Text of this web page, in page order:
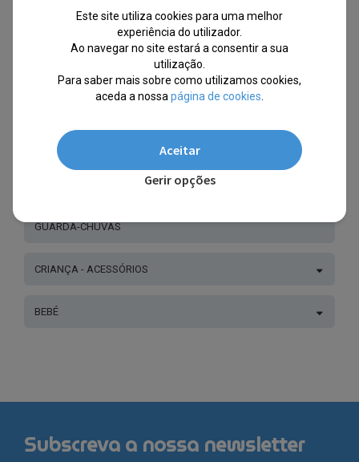
The
options
may
be
chosen
page
CRIANÇA - ROUPA
CRIANÇAS - BRINQUEDOS
CRIANÇA - ROUPA
GUARDA-CHUVAS
CRIANÇA - ACESSÓRIOS
BEBÉ
Este site utiliza cookies para uma melhor
experiência do utilizador.
Ao navegar no site estará a consentir a sua
utilização.
Para saber mais sobre como utilizamos cookies,
aceda a nossa página de cookies
Aceitar
Gerir opções
Subscreva a nossa newsletter